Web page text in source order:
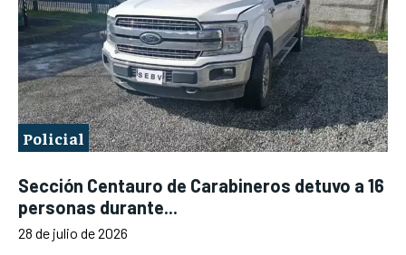
Policial
Sección Centauro de Carabineros detuvo a 16
personas durante...
28 de julio de 2026